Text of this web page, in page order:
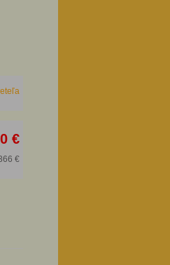
€
€